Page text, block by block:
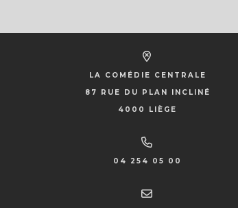
LA COMÉDIE CENTRALE
87 RUE DU PLAN INCLINÉ
4000 LIÈGE
04 254 05 00